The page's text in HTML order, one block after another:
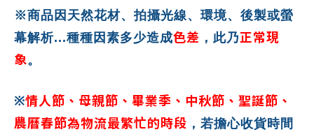
※商品因天然花材、拍攝光線、環境、後製或螢
幕解析...種種因素多少造成色差 ，此乃正常現
象。
※情人節、母親節、畢業季、中秋節、聖誕節、
農曆春節為物流最繁忙的時段 ，若擔心收貨時間